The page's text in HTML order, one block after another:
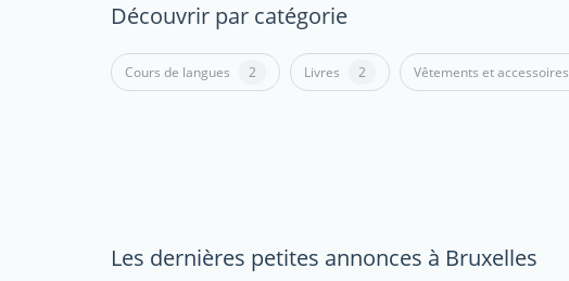
Découvrir par catégorie
Cours de langues 2 Livres 2 Vêtements et accessoires
Les dernières petites annonces à Bruxelles